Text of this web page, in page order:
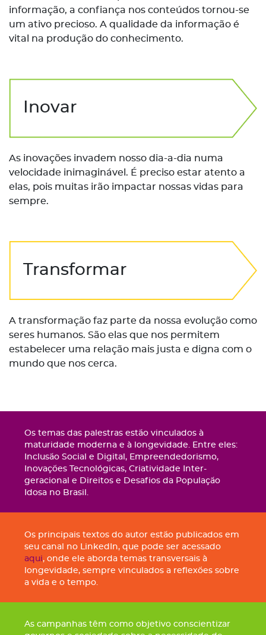
informação, a confiança nos conteúdos tornou-se
um ativo precioso. A qualidade da informação é
vital na produção do conhecimento.
Inovar
As inovações invadem nosso dia-a-dia numa
velocidade inimaginável. É preciso estar atento a
elas, pois muitas irão impactar nossas vidas para
sempre.
Transformar
A transformação faz parte da nossa evolução como
seres humanos. São elas que nos permitem
estabelecer uma relação mais justa e digna com o
mundo que nos cerca.
Os temas das palestras estão vinculados à
maturidade moderna e à longevidade. Entre eles:
Inclusão Social e Digital, Empreendedorismo,
Inovações Tecnológicas, Criatividade Inter-
geracional e Direitos e Desafios da População
Idosa no Brasil.
Os principais textos do autor estão publicados em
seu canal no LinkedIn, que pode ser acessado
aqui, onde ele aborda temas transversais à
longevidade, sempre vinculados a reflexões sobre
a vida e o tempo.
As campanhas têm como objetivo conscientizar